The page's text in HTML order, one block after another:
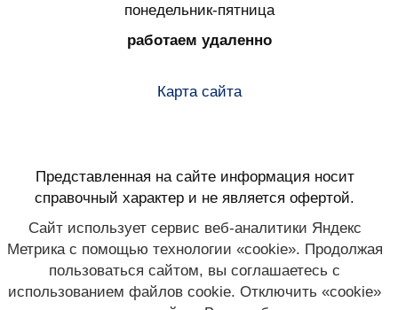
понедельник-пятница
работаем удаленно
Карта сайта
Представленная на сайте информация носит
справочный характер и не является офертой.
Сайт использует сервис веб-аналитики Яндекс
Метрика с помощью технологии «cookie». Продолжая
пользоваться сайтом, вы соглашаетесь с
использованием файлов cookie. Отключить «cookie»